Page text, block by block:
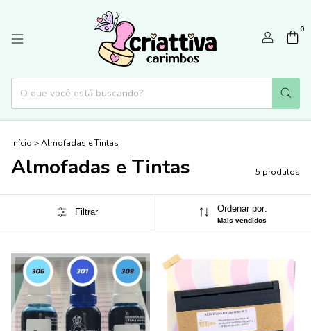
0
Início >Almofadas e Tintas
Almofadas e Tintas 5 produtos
Filtrar Ordenar por:
Mais vendidos